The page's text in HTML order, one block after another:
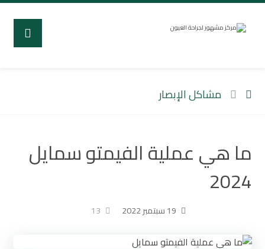
مشاكل الإبصار
ما هي عملية الفيمتو سمايل
2024
19 سبتمبر 2022 13